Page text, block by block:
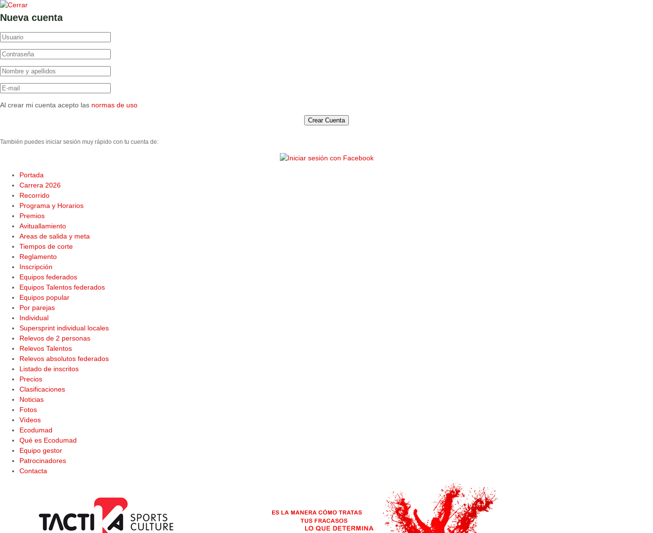
Nueva cuenta
Al crear mi cuenta acepto las normas de uso
También puedes iniciar sesión muy rápido con tu cuenta de:
Portada
Carrera 2026
Recorrido
Programa y Horarios
Premios
Avituallamiento
Areas de salida y meta
Tiempos de corte
Reglamento
Inscripción
Equipos federados
Equipos Talentos federados
Equipos popular
Por parejas
Individual
Supersprint individual locales
Relevos de 2 personas
Relevos Talentos
Relevos absolutos federados
Listado de inscritos
Precios
Clasificaciones
Noticias
Fotos
Vídeos
Ecodumad
Qué es Ecodumad
Equipo gestor
Patrocinadores
Contacta